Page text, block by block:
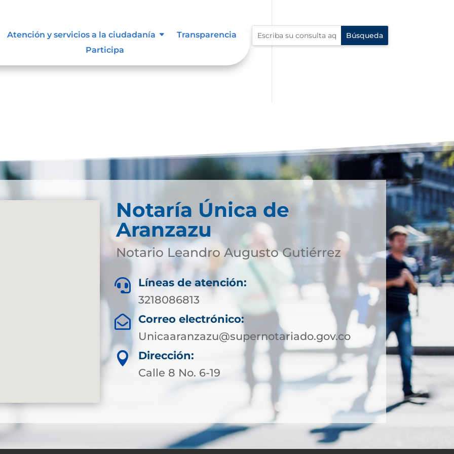
Atención y servicios a la ciudadanía
Transparencia
Participa
supervisión, notificación y
sujeto obligado
Notaría Única de
Aranzazu
Notario Leandro Augusto Gutiérrez

Líneas de atención:
3218086813

Correo electrónico:
Unicaaranzazu@supernotariado.gov.co

Dirección:
Calle 8 No. 6-19